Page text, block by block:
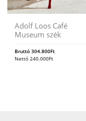
Adolf Loos Café
Museum szék
Bruttó 304.800Ft
Nettó 240.000Ft